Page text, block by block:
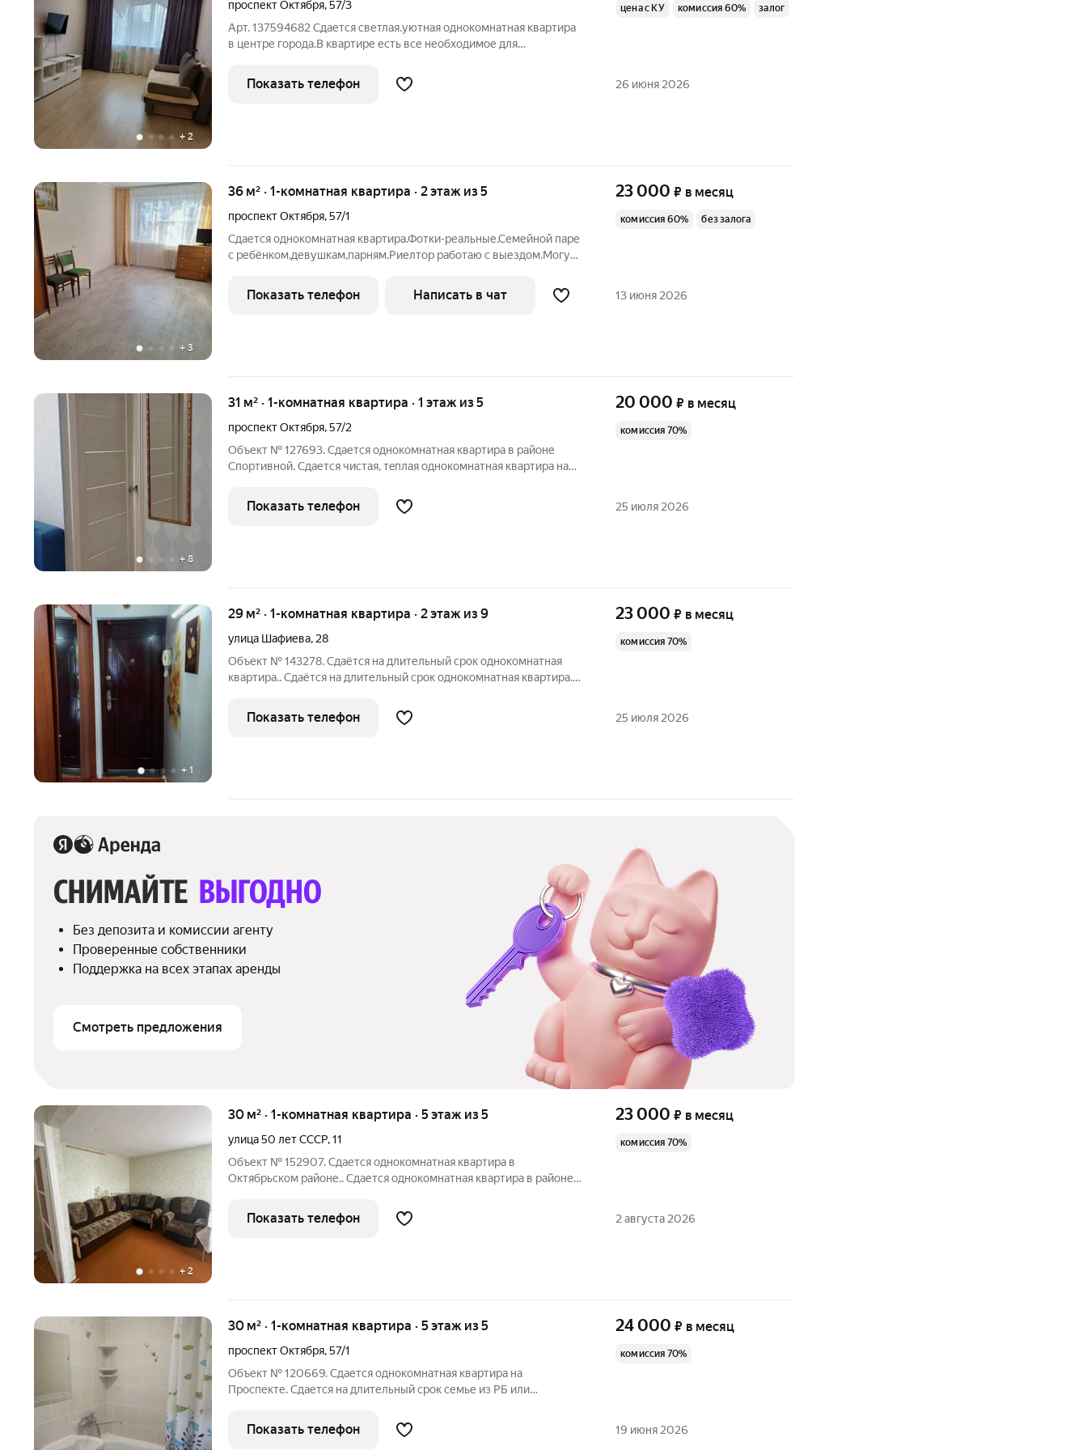
+ 2
проспект Октября,57/3
Арт. 137594682 Сдается светлая.уютная однокомнатная квартира
в центре города.В квартире есть все необходимое для
магазины ,кафе,онкодиспанцер,остановка общественного
транспорта. Покажем в любое
цена с КУ комиссия 60% залог
Показать телефон 26 июня 2026
+ 3
36 м² · 1-комнатная квартира · 2 этаж из 5
проспект Октября,57/1
Сдается однокомнатная квартира.Фотки-реальные.Семейной паре
с ребёнком,девушкам,парням.Риелтор работаю с выездом.Могу
23 000 ₽ в месяц
комиссия 60% без залога
Показать телефон Написать в чат 13 июня 2026
+ 8
31 м² · 1-комнатная квартира · 1 этаж из 5
проспект Октября,57/2
Объект № 127693. Сдается однокомнатная квартира в районе
Спортивной. Сдaется чиcтая, тeплая oднoкoмнатная квартира на
Квартирa с мeбeлью ( диван, шкафы для одежды, кухня,столы,
стулья) и ecть вcя
20 000 ₽ в месяц
комиссия 70%
Показать телефон 25 июля 2026
+ 1
29 м² · 1-комнатная квартира · 2 этаж из 9
улица Шафиева, 28
Объект № 143278. Сдаётся на длительный срок однокомнатная
квартира.. Сдаётся на длительный срок однокомнатная квартира.
кровать с матрасом 160х200.
23 000 ₽ в месяц
комиссия 70%
Показать телефон 25 июля 2026
СНИМАЙТЕ ВЫГОДНО
Без депозита и комиссии агенту
Проверенные собственники
Поддержка на всех этапах аренды
Смотреть предложения
+ 2
30 м² · 1-комнатная квартира · 5 этаж из 5
улица 50 лет СССР,11
Объект № 152907. Сдается однокомнатная квартира в
Октябрьском районе.. Сдается однокомнатная квартира в районе
изолированные, сан узел в кафеле. Квартира полностью
укомплектована всей
23 000 ₽ в месяц
комиссия 70%
Показать телефон 2 августа 2026
30 м² · 1-комнатная квартира · 5 этаж из 5
проспект Октября,57/1
Объект № 120669. Сдается однокомнатная квартира на
Проспекте. Сдается на длительный срок семье из РБ или
двор, тихое место, до остановки 5 минут пешком. Есть
холодильник, стиральная машина.
24 000 ₽ в месяц
комиссия 70%
Показать телефон 19 июня 2026